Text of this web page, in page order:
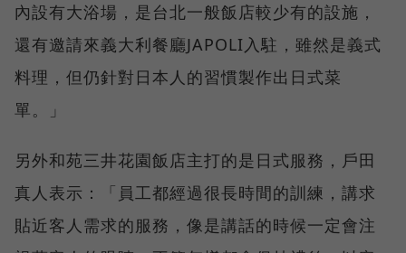
內設有大浴場，是台北一般飯店較少有的設施，
還有邀請來義大利餐廳JAPOLI入駐，雖然是義式
料理，但仍針對日本人的習慣製作出日式菜
單。」
另外和苑三井花園飯店主打的是日式服務，戶田
真人表示：「員工都經過很長時間的訓練，講求
貼近客人需求的服務，像是講話的時候一定會注